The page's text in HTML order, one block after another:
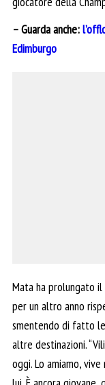
– Guarda anche:
Edimburgo
Mata ha prolungato
per un altro anno
smentendo di fatto
altre destinazioni.
oggi. Lo amiamo,